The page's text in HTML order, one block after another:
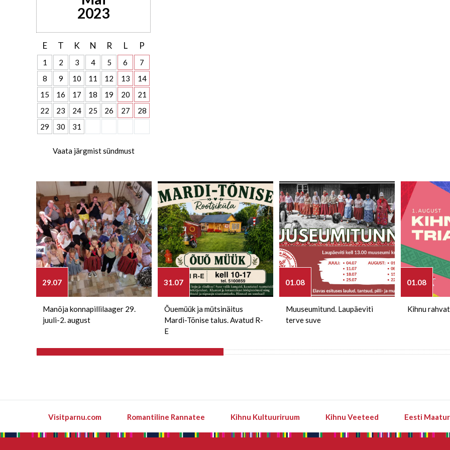
2023
E T K N R L P
1 2 3 4 5 6
7
8
9 10 11 12 13
14
15
16 17 18 19 20
21
22
23 24 25 26 27
28
29
30 31
Vaata järgmist sündmust
29.07
Manõja konnapillilaager 29.
juuli-2. august
31.07
Õuemüük ja mütsinäitus
Mardi-Tõnise talus. Avatud R-
E
01.08
Muuseumitund. Laupäeviti
terve suve
01.08
Kihnu
Visitparnu.com Romantiline Rannatee Kihnu Kultuuriruum Kihnu Veeteed Eesti